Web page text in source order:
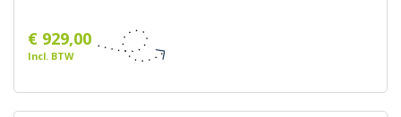
€ 929,00
Incl. BTW